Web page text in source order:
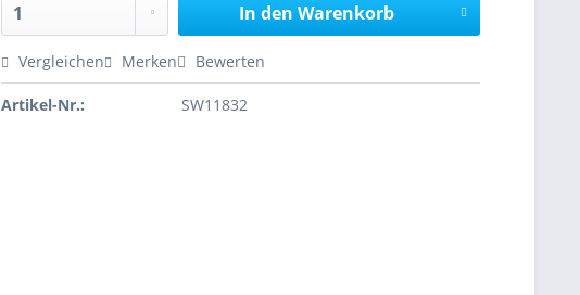
In den Warenkorb
Vergleichen Merken Bewerten
Artikel-Nr.: SW11832